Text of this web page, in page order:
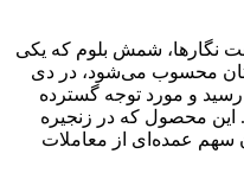
نگارها، شمش بلوم که یکی
محسوب می‌شود، در دی
رسید و مورد توجه گسترده
این محصول که در زنجیره
سهم عمده‌ای از معاملات